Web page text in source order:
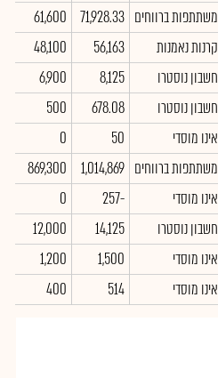
משתתפות ברווחים 71,928.33
61,600
קרנות נאמנות 56,163
48,100
חשבון נוסטרו 8,125
6,900
חשבון נוסטרו 678.08
500
אינו מוסדי 50
0
משתתפות ברווחים 1,014,869
869,300
אינו מוסדי -257
0
חשבון נוסטרו 14,125
12,000
אינו מוסדי 1,500
1,200
אינו מוסדי 514
400